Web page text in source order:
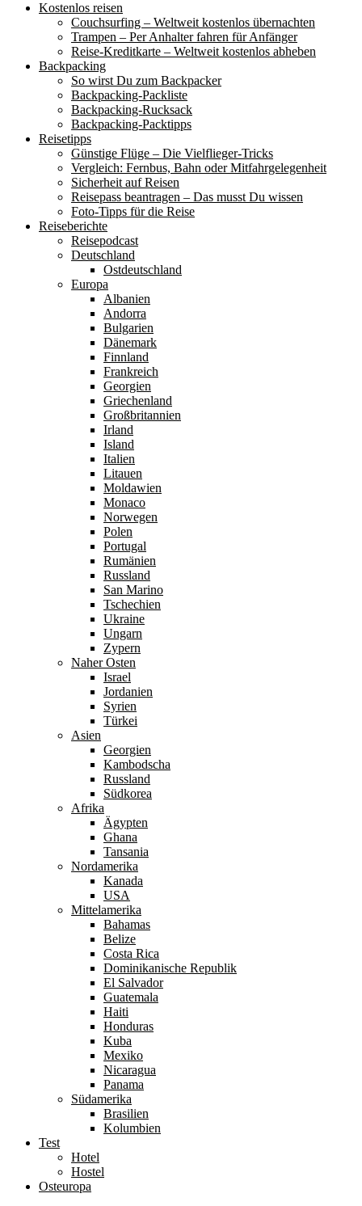
Kostenlos reisen
Couchsurfing – Weltweit kostenlos übernachten
Trampen – Per Anhalter fahren für Anfänger
Reise-Kreditkarte – Weltweit kostenlos abheben
Backpacking
So wirst Du zum Backpacker
Backpacking-Packliste
Backpacking-Rucksack
Backpacking-Packtipps
Reisetipps
Günstige Flüge – Die Vielflieger-Tricks
Vergleich: Fernbus, Bahn oder Mitfahrgelegenheit
Sicherheit auf Reisen
Reisepass beantragen – Das musst Du wissen
Foto-Tipps für die Reise
Reiseberichte
Reisepodcast
Deutschland
Ostdeutschland
Europa
Albanien
Andorra
Bulgarien
Dänemark
Finnland
Frankreich
Georgien
Griechenland
Großbritannien
Irland
Island
Italien
Litauen
Moldawien
Monaco
Norwegen
Polen
Portugal
Rumänien
Russland
San Marino
Tschechien
Ukraine
Ungarn
Zypern
Naher Osten
Israel
Jordanien
Syrien
Türkei
Asien
Georgien
Kambodscha
Russland
Südkorea
Afrika
Ägypten
Ghana
Tansania
Nordamerika
Kanada
USA
Mittelamerika
Bahamas
Belize
Costa Rica
Dominikanische Republik
El Salvador
Guatemala
Haiti
Honduras
Kuba
Mexiko
Nicaragua
Panama
Südamerika
Brasilien
Kolumbien
Test
Hotel
Hostel
Osteuropa